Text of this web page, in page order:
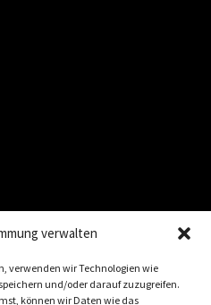
verwalten
verwenden wir Technologien wie
und/oder darauf zuzugreifen.
können wir Daten wie das